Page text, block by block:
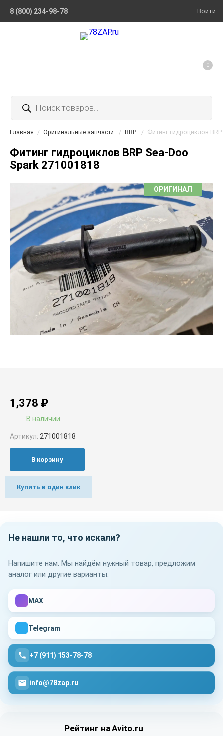
8 (800) 234-98-78 Войти
Поиск
товаров
0
Главная / Оригинальные запчасти / BRP / Фитинг гидроциклов
Фитинг гидроциклов BRP Sea-Doo
Spark 271001818
ОРИГИНАЛ
1,378 ₽
В наличии
Артикул: 271001818
В корзину
Купить в один клик
Не нашли то, что искали?
Напишите нам. Мы найдём нужный товар, предложим
аналог или другие варианты.
MAX
Telegram
+7 (911) 153-78-78
info@78zap.ru
Рейтинг на Avito.ru